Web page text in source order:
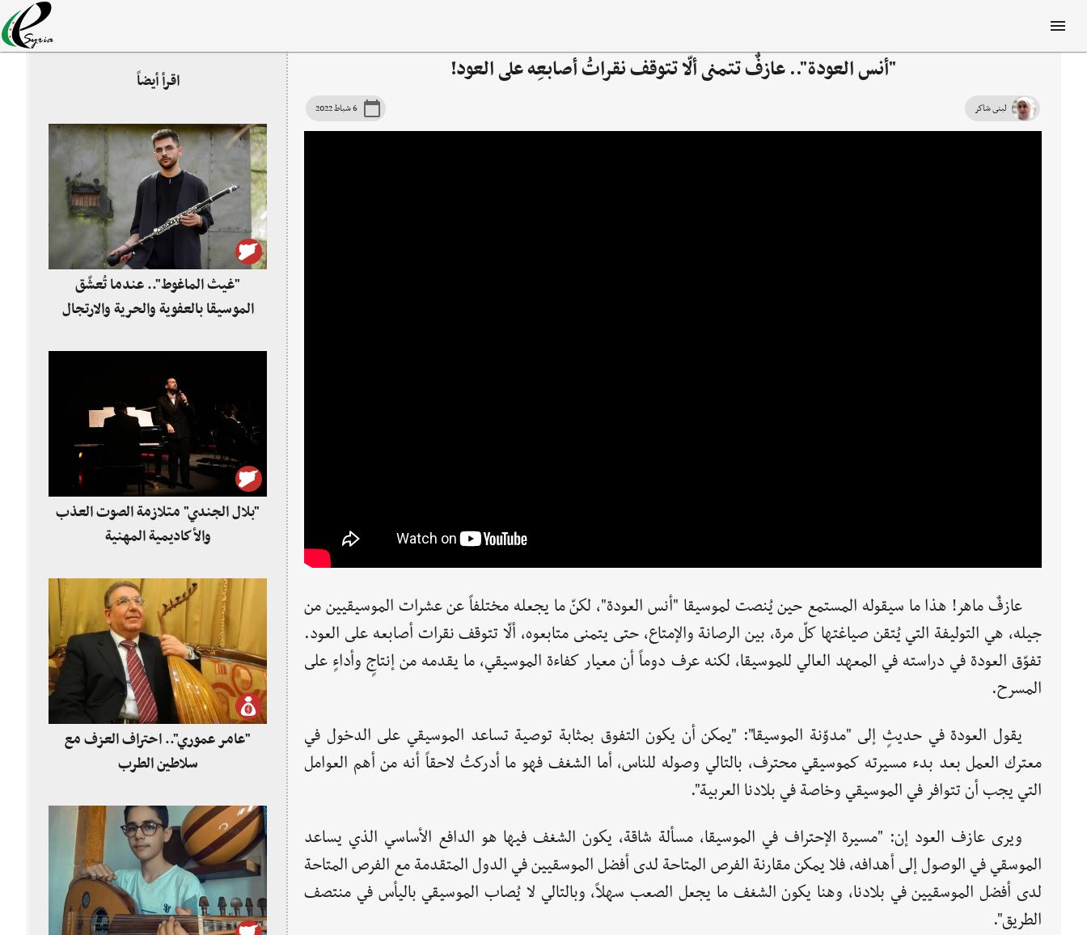
"أنس العودة".. عازفٌ تتمنى ألّا تتوقف نقراتُ أصابعِه على العود!
لبنى شاكر 6 شباط 2022
عازفٌ ماهر! هذا ما سيقوله المستمع حين يُنصت لموسيقا "أنس العودة"، لكنّ ما يجعله مختلفاً عن عشرات الموسيقيين من
جيله، هي التوليفة التي يُتقن صياغتها كلّ مرة، بين الرصانة والإمتاع، حتى يتمنى متابعوه، ألّا تتوقف نقرات أصابعه على العود.
تفوّق العودة في دراسته في المعهد العالي للموسيقا، لكنه عرف دوماً أن معيار كفاءة الموسيقي، ما يقدمه من إنتاجٍ وأداءٍ على
المسرح.
يقول العودة في حديثٍ إلى "مدوّنة الموسيقا": "يمكن أن يكون التفوق بمثابة توصية تساعد الموسيقي على الدخول في
معترك العمل بعد بدء مسيرته كموسيقي محترف، بالتالي وصوله للناس، أما الشغف فهو ما أدركتُ لاحقاً أنه من أهم العوامل
التي يجب أن تتوافر في الموسيقي وخاصة في بلادنا العربية".
ويرى عازف العود إن: "مسيرة الإحتراف في الموسيقا، مسألة شاقة، يكون الشغف فيها هو الدافع الأساسي الذي يساعد
الموسقي في الوصول إلى أهدافه، فلا يمكن مقارنة الفرص المتاحة لدى أفضل الموسقيين في الدول المتقدمة مع الفرص المتاحة
لدى أفضل الموسقيين في بلادنا، وهنا يكون الشغف ما يجعل الصعب سهلاً، وبالتالي لا يُصاب الموسيقي باليأس في منتصف
الطريق".
اقرأ أيضاً
"غيث الماغوط".. عندما تُعشّق
الموسيقا بالعفوية والحرية والارتجال
"بلال الجندي" متلازمة الصوت العذب
والأكاديمية المهنية
"عامر عموري".. احتراف العزف مع
سلاطين الطرب